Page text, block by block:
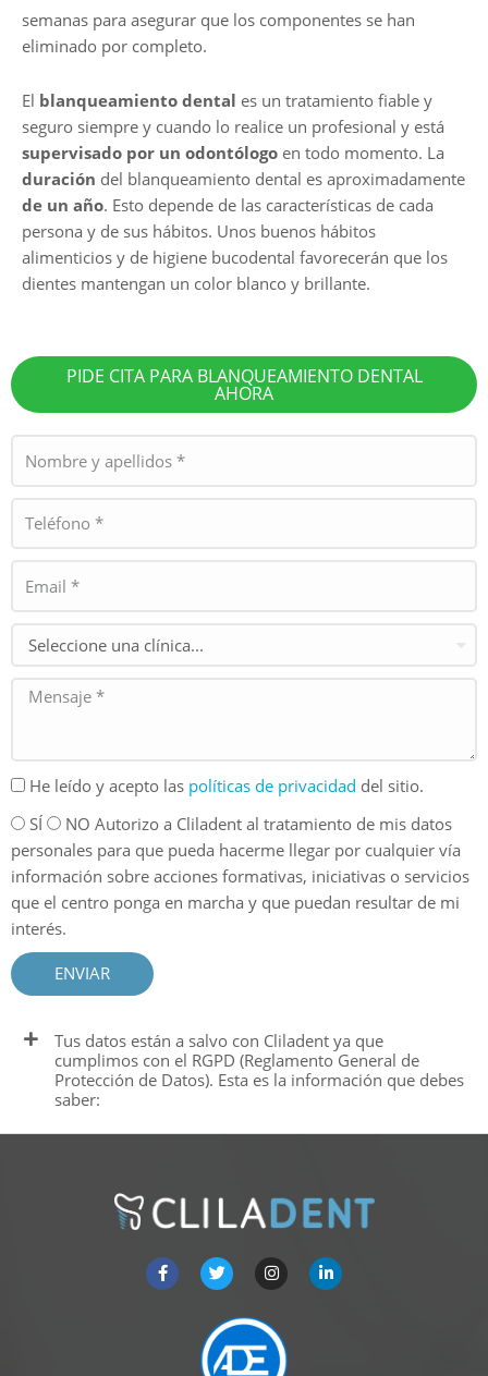
semanas para asegurar que los componentes se han
eliminado por completo.
El blanqueamiento dental es un tratamiento fiable y
seguro siempre y cuando lo realice un profesional y está
supervisado por un odontólogo en todo momento. La
duración del blanqueamiento dental es aproximadamente
de un año. Esto depende de las características de cada
persona y de sus hábitos. Unos buenos hábitos
alimenticios y de higiene bucodental favorecerán que los
dientes mantengan un color blanco y brillante.
PIDE CITA PARA BLANQUEAMIENTO DENTAL
AHORA
He leído y acepto las políticas de privacidad del sitio.
SÍ
NO Autorizo a Cliladent al tratamiento de mis datos
personales para que pueda hacerme llegar por cualquier vía
información sobre acciones formativas, iniciativas o servicios
que el centro ponga en marcha y que puedan resultar de mi
interés.
ENVIAR
Tus datos están a salvo con Cliladent ya que
cumplimos con el RGPD (Reglamento General de
Protección de Datos). Esta es la información que debes
saber: